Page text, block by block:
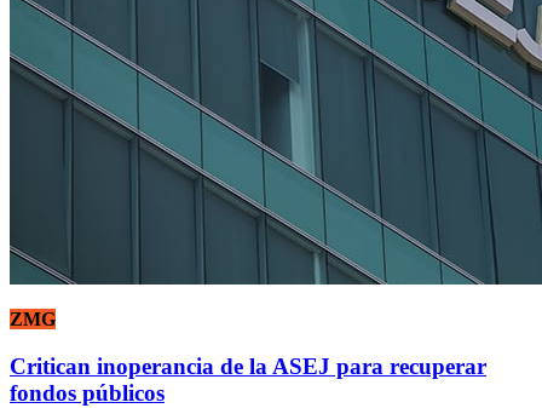
ZMG
Critican inoperancia de la ASEJ para recuperar
fondos públicos